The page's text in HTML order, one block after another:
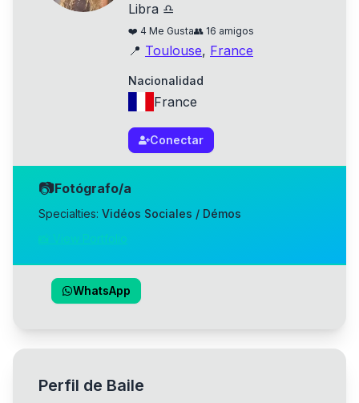
Libra ♎
❤️ 4 Me Gusta👥 16 amigos
📍 Toulouse, France
Nacionalidad
France
Conectar
📷Fotógrafo/a
Specialties: Vidéos Sociales / Démos
📸 View Portfolio
WhatsApp
Perfil de Baile